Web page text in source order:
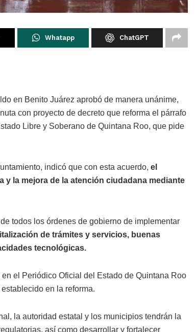
Whatapp ChatGPT
en Benito Juárez aprobó de manera unánime,
con proyecto de decreto que reforma el párrafo
Libre y Soberano de Quintana Roo, que pide
indicó que con esta acuerdo, el
la mejora de la atención ciudadana mediante
todos los órdenes de gobierno de implementar
de trámites y servicios, buenas
tecnológicas.
el Periódico Oficial del Estado de Quintana Roo
en la reforma.
la autoridad estatal y los municipios tendrán la
así como desarrollar y fortalecer